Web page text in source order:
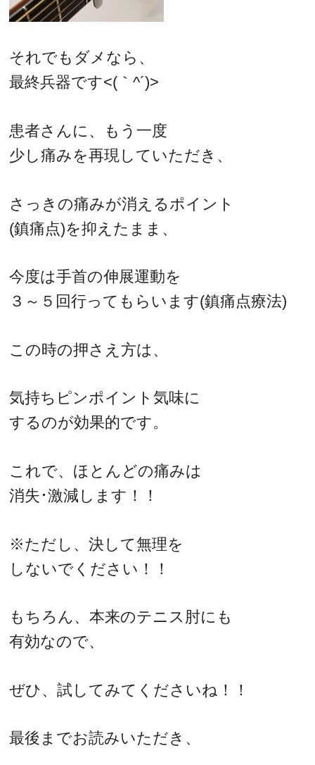
それでもダメなら、
最終兵器です<(｀^´)>
患者さんに、もう一度
少し痛みを再現していただき、
さっきの痛みが消えるポイント
(鎮痛点)を抑えたまま、
今度は手首の伸展運動を
３～５回行ってもらいます(鎮痛点療法)
この時の押さえ方は、
気持ちピンポイント気味に
するのが効果的です。
これで、ほとんどの痛みは
消失･激減します！！
※ただし、決して無理を
しないでください！！
もちろん、本来のテニス肘にも
有効なので、
ぜひ、試してみてくださいね！！
最後までお読みいただき、